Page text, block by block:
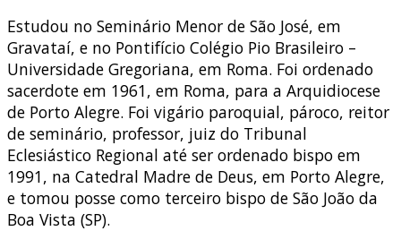
Estudou no Seminário Menor de São José, em
Gravataí, e no Pontifício Colégio Pio Brasileiro –
Universidade Gregoriana, em Roma. Foi ordenado
sacerdote em 1961, em Roma, para a Arquidiocese
de Porto Alegre. Foi vigário paroquial, pároco, reitor
de seminário, professor, juiz do Tribunal
Eclesiástico Regional até ser ordenado bispo em
1991, na Catedral Madre de Deus, em Porto Alegre,
e tomou posse como terceiro bispo de São João da
Boa Vista (SP).